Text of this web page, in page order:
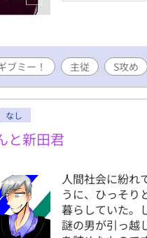
ブミー！ 主従 S攻め
なし
と新田君
人間社会に紛れ
うに、ひっそり
暮らしていた。
謎の男が引っ